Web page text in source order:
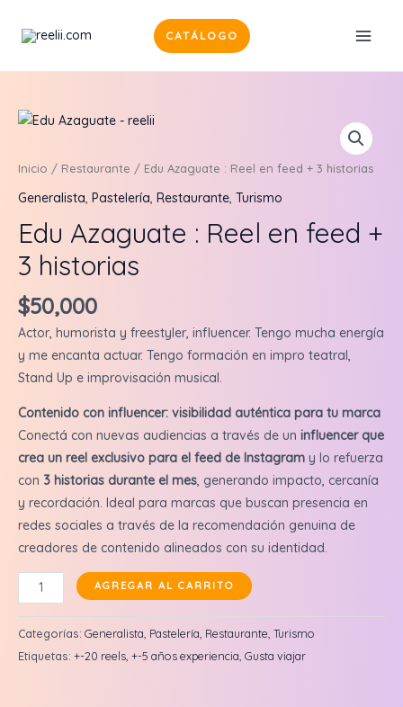
CATÁLOGO
Inicio / Restaurante / Edu Azaguate : Reel en feed + 3 historias
Generalista, Pastelería, Restaurante, Turismo
Edu Azaguate : Reel en feed +
3 historias
$50,000
Actor, humorista y freestyler, influencer. Tengo mucha energía
y me encanta actuar. Tengo formación en impro teatral,
Stand Up e improvisación musical.
Contenido con influencer: visibilidad auténtica para tu marca
Conectá con nuevas audiencias a través de un influencer que
crea un reel exclusivo para el feed de Instagram y lo refuerza
con 3 historias durante el mes, generando impacto, cercanía
y recordación. Ideal para marcas que buscan presencia en
redes sociales a través de la recomendación genuina de
creadores de contenido alineados con su identidad.
Edu
Azaguate
Reel
AGREGAR AL CARRITO
Categorías: Generalista, Pastelería, Restaurante, Turismo
Etiquetas: +-20 reels, +-5 años experiencia, Gusta viajar